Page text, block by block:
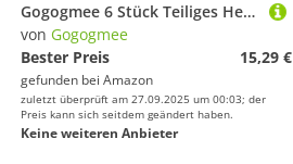
Gogogmee 6 Stück Teiliges Hexagonales Reaktionsball Hand Augen koordinationstraining Strapazierfähig Elastisch Leicht für Fitness Geschwindigkeit und Agilitätsübungen für Erwachsene
von Gogogmee
Bester Preis
15,29 €
gefunden bei Amazon
zuletzt überprüft am 27.09.2025 um 00:03; der
Preis kann sich seitdem geändert haben.
Keine weiteren Anbieter